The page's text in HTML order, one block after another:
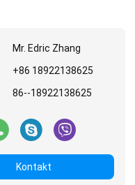
Mr. Edric Zhang
+86 18922138625
86--18922138625
Kontakt